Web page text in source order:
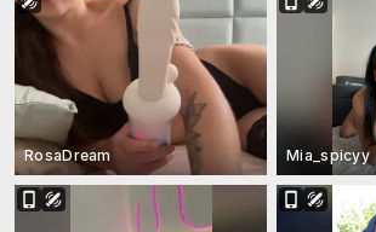
RosaDream Mia_spicyy